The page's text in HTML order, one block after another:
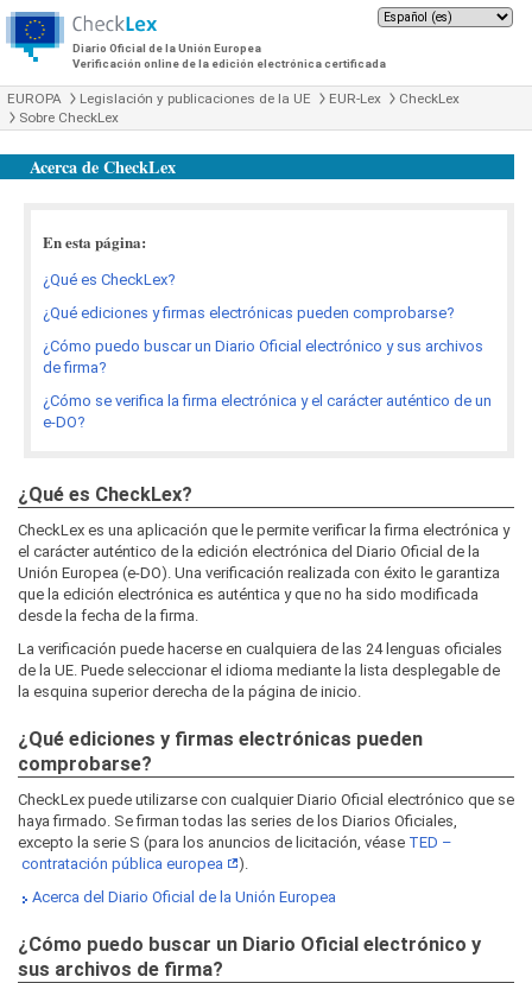
Diario Oficial de la Unión Europea
Verificación online de la edición electrónica certificada
EUROPA Legislación y publicaciones de la UE EUR-Lex
CheckLex
Sobre CheckLex
Acerca de CheckLex
En esta página:
¿Qué es CheckLex?
¿Qué ediciones y firmas electrónicas pueden comprobarse?
¿Cómo puedo buscar un Diario Oficial electrónico y sus archivos
de firma?
¿Cómo se verifica la firma electrónica y el carácter auténtico de un
e-DO?
¿Qué es CheckLex?
CheckLex es una aplicación que le permite verificar la firma electrónica y
el carácter auténtico de la edición electrónica del Diario Oficial de la
Unión Europea (e-DO). Una verificación realizada con éxito le garantiza
que la edición electrónica es auténtica y que no ha sido modificada
desde la fecha de la firma.
La verificación puede hacerse en cualquiera de las 24 lenguas oficiales
de la UE. Puede seleccionar el idioma mediante la lista desplegable de
la esquina superior derecha de la página de inicio.
¿Qué ediciones y firmas electrónicas pueden
comprobarse?
CheckLex puede utilizarse con cualquier Diario Oficial electrónico que se
haya firmado. Se firman todas las series de los Diarios Oficiales,
excepto la serie S (para los anuncios de licitación, véase TED –
contratación pública europea
).
Acerca del Diario Oficial de la Unión Europea
¿Cómo puedo buscar un Diario Oficial electrónico y
sus archivos de firma?